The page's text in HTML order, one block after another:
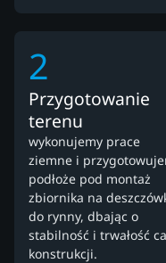
2
Przygotowanie
terenu
wykonujemy prace
ziemne i
podłoże pod montaż
zbiornika na
do rynny, dbając o
stabilność i trwałość
konstrukcji.